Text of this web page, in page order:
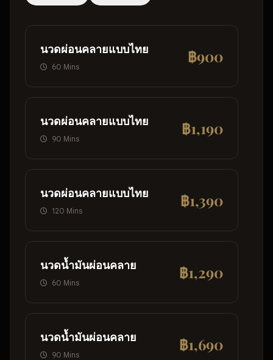
นวดผ่อนคลายแบบไทย
60 Mins
฿900
นวดผ่อนคลายแบบไทย
90 Mins
฿1,190
นวดผ่อนคลายแบบไทย
120 Mins
฿1,390
นวดน้ำมันผ่อนคลาย
60 Mins
฿1,290
นวดน้ำมันผ่อนคลาย
90 Mins
฿1,690